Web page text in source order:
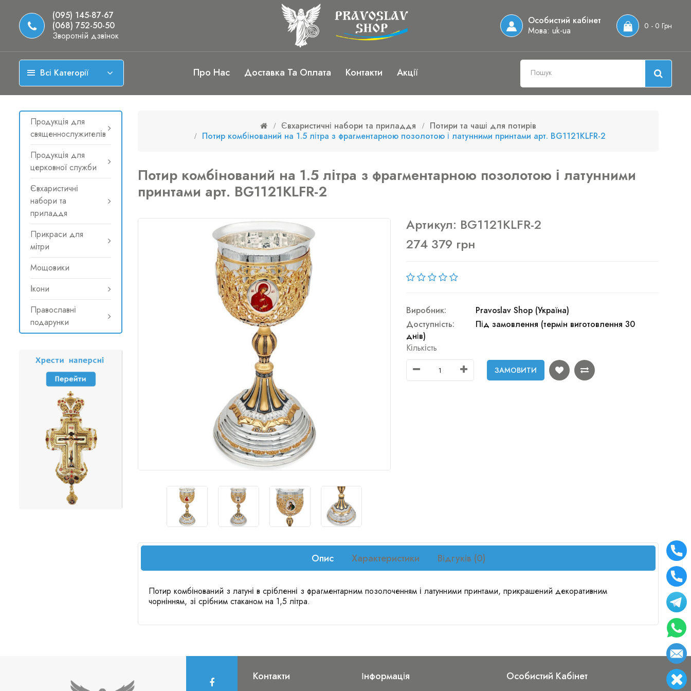
(095) 145-87-67
(068) 752-50-50
Зворотній дзвінок
Особистий кабінет
Мова: uk-ua 0 - 0 Грн
Всі Категорії Про Нас Доставка Та Оплата Контакти Акції
Продукція для
священнослужителів
Продукція для
церковної служби
Євхаристичні
набори та
приладдя
Прикраси для
мітри
Мощовики
Ікони
Православні
подарунки
Євхаристичні набори та приладдя
Потири та чаші для потирів
Потир комбінований на 1.5 літра з фрагментарною позолотою і латунними принтами арт. BG1121KLFR-2
Потир комбінований на 1.5 літра з фрагментарною позолотою і латунними
принтами арт. BG1121KLFR-2
Артикул: BG1121KLFR-2
274 379 грн
Виробник:
Pravoslav Shop (Україна)
Доступність:
Під замовлення (термін виготовлення 30
днів)
Кількість
ЗАМОВИТИ
Опис Характеристики Відгуків (0)
Потир комбінований з латуні в срібленні з фрагментарним позолоченням і латунними принтами, прикрашений декоративним
чорнінням, зі срібним стаканом на 1,5 літра.
Контакти Інформація Особистий Кабінет